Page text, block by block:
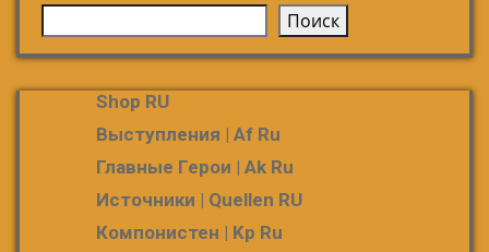
Поиск
Shop RU
Выступления | Af Ru
Главные Герои | Ak Ru
Источники | Quellen RU
Компонистен | Kp Ru